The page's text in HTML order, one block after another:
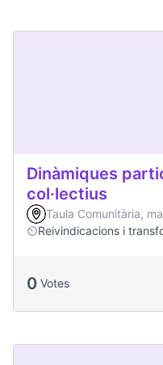
Dinàmiques
col·lectius
Taula Comunitària,
Reivindicacions i
0 Votes